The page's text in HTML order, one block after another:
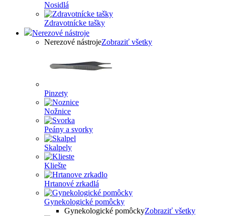
Nosidlá
Zdravotnícke tašky
Nerezové nástroje
Nerezové nástrojeZobraziť všetky
Pinzety
Nožnice
Peány a svorky
Skalpely
Kliešte
Hrtanové zrkadlá
Gynekologické pomôcky
Gynekologické pomôckyZobraziť všetky